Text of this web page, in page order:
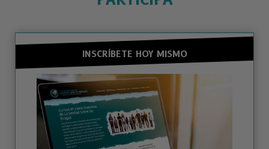
INSCRÍBETE HOY MISMO